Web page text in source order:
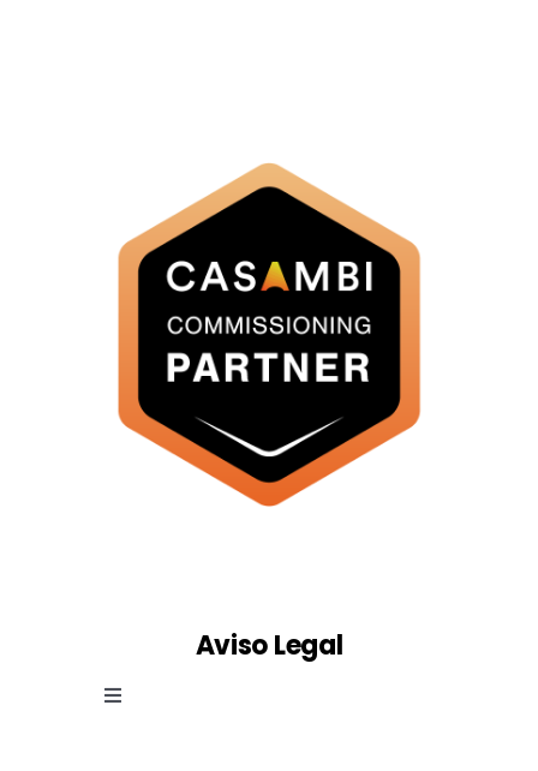
Aviso Legal
Toggle